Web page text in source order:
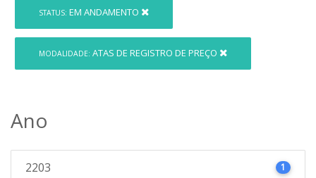
STATUS: EM ANDAMENTO
MODALIDADE: ATAS DE REGISTRO DE PREÇO
Ano
2203 1